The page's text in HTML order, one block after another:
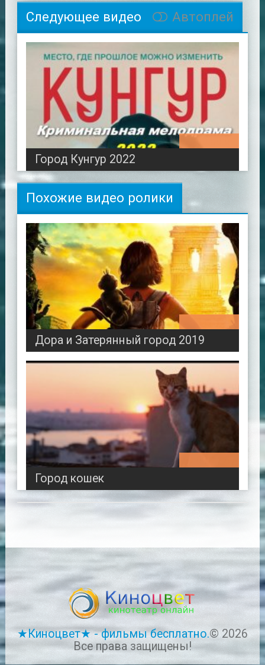
Следующее видео Автоплей
Город Кунгур 2022
Похожие видео ролики
Дора и Затерянный город 2019
Город кошек
★Киноцвет★ - фильмы бесплатно.© 2026
Все права защищены!